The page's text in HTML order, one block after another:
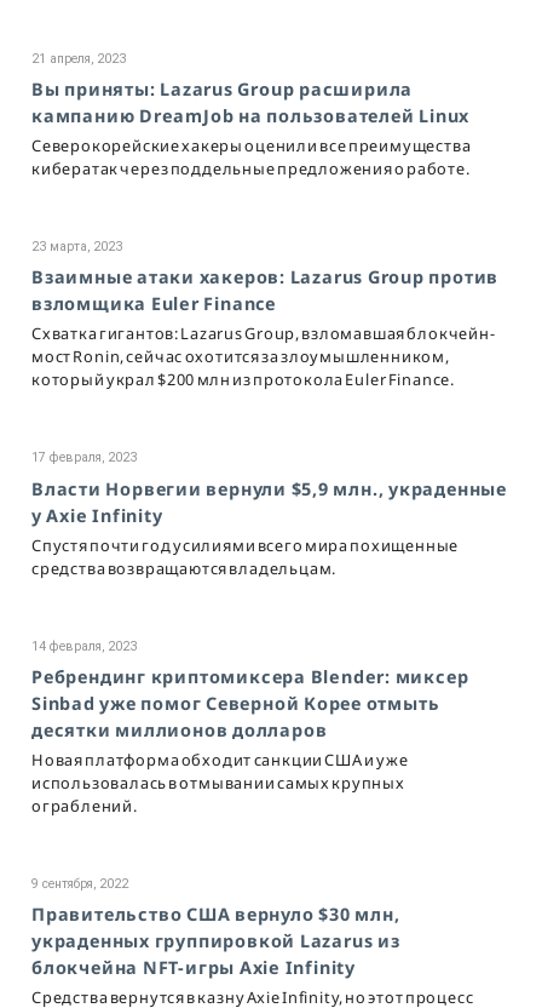
21 апреля, 2023
Вы приняты: Lazarus Group расширила
кампанию DreamJob на пользователей Linux
Северокорейские хакеры оценили все преимущества
кибератак через поддельные предложения о работе.
23 марта, 2023
Взаимные атаки хакеров: Lazarus Group против
взломщика Euler Finance
Схватка гигантов: Lazarus Group, взломавшая блокчейн-
мост Ronin, сейчас охотится за злоумышленником,
который украл $200 млн из протокола Euler Finance.
17 февраля, 2023
Власти Норвегии вернули $5,9 млн., украденные
у Axie Infinity
Спустя почти год усилиями всего мира похищенные
средства возвращаются владельцам.
14 февраля, 2023
Ребрендинг криптомиксера Blender: миксер
Sinbad уже помог Северной Корее отмыть
десятки миллионов долларов
Новая платформа обходит санкции США и уже
использовалась в отмывании самых крупных
ограблений.
9 сентября, 2022
Правительство США вернуло $30 млн,
украденных группировкой Lazarus из
блокчейна NFT-игры Axie Infinity
Средства вернутся в казну Axie Infinity, но этот процесс